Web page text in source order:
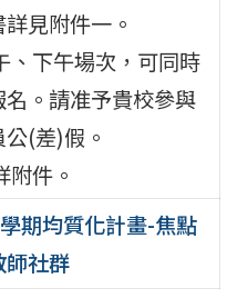
見附件一。
、下午場次，可同時
。請准予貴校參與
(差)假。
附件。
期均質化計畫-焦點
師社群